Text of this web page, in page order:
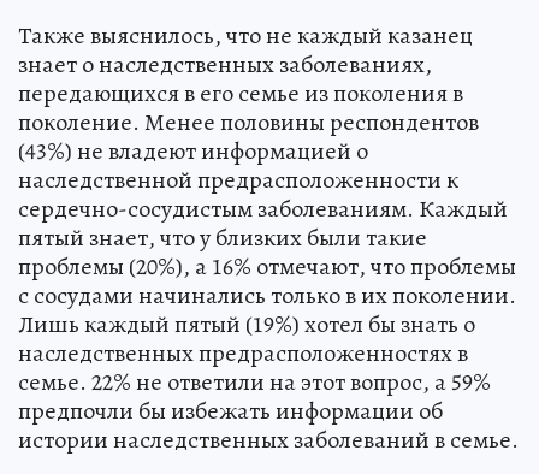
Также выяснилось, что не каждый казанец
знает о наследственных заболеваниях,
передающихся в его семье из поколения в
поколение. Менее половины респондентов
(43%) не владеют информацией о
наследственной предрасположенности к
сердечно-сосудистым заболеваниям. Каждый
пятый знает, что у близких были такие
проблемы (20%), а 16% отмечают, что проблемы
с сосудами начинались только в их поколении.
Лишь каждый пятый (19%) хотел бы знать о
наследственных предрасположенностях в
семье. 22% не ответили на этот вопрос, а 59%
предпочли бы избежать информации об
истории наследственных заболеваний в семье.